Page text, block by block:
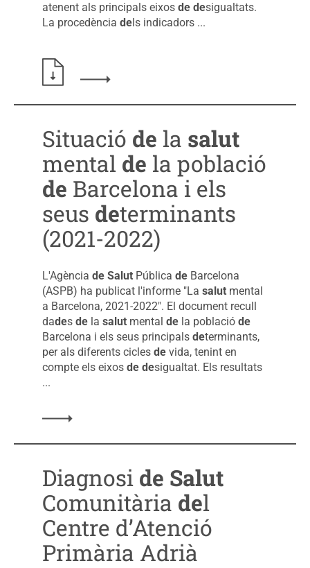
atenent als principals eixos de desigualtats.
La procedència dels indicadors ...
Llegir més sobre: La salut mental a Barcelona
Situació de la salut
mental de la població
de Barcelona i els
seus determinants
(2021-2022)
L'Agència de SalutPública deBarcelona
(ASPB) ha publicat l'informe "La salutmental
a Barcelona, 2021-2022". El document recull
dades dela salutmental dela població de
Barcelona i els seus principals determinants,
per als diferents cicles devida, tenint en
compte els eixos de desigualtat. Els resultats
...
Diagnosi de Salut
Comunitària del
Centre d’Atenció
Primària Adrià